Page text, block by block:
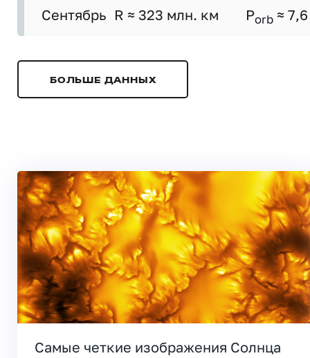
Сентябрь R ≈ 323 млн. км Porb ≈ 7,6
БОЛЬШЕ ДАННЫХ
Самые четкие изображения Солнца